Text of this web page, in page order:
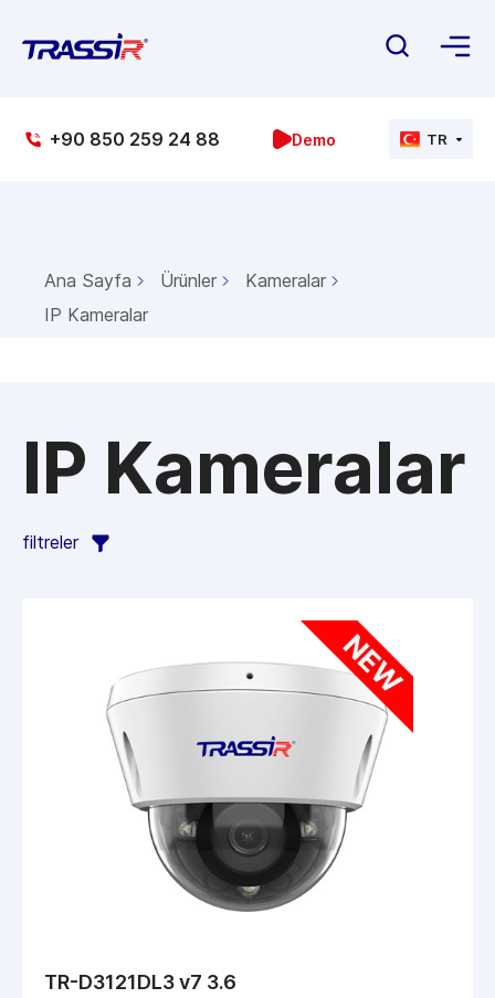
+90 850 259 24 88 Demo TR
Ana Sayfa Ürünler
Kameralar
IP Kameralar
IP Kameralar
filtreler
TR-D3121DL3 v7 3.6